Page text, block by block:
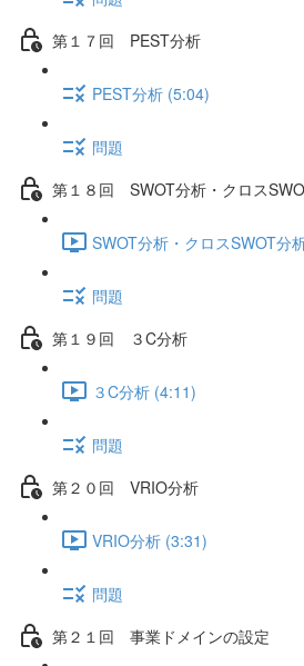
第１７回 PEST分析
PEST分析 (5:04)
問題
第１８回 SWOT分析・クロス
SWOT分析・クロスSWOT分
問題
第１９回 ３C分析
３C分析 (4:11)
問題
第２０回 VRIO分析
VRIO分析 (3:31)
問題
第２１回 事業ドメインの設定